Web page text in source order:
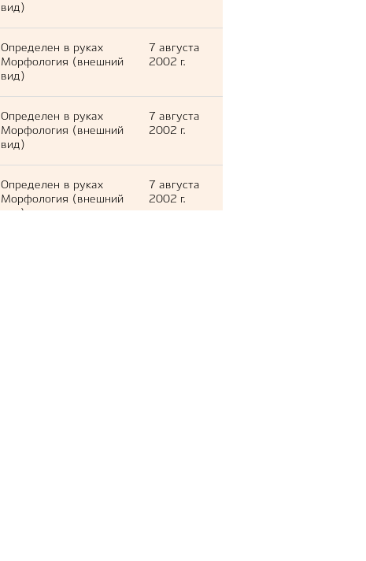
вид)
Определен в руках
Морфология (внешний
вид)
7 августа
2002 г.
Определен в руках
Морфология (внешний
вид)
7 августа
2002 г.
Определен в руках
Морфология (внешний
вид)
7 августа
2002 г.